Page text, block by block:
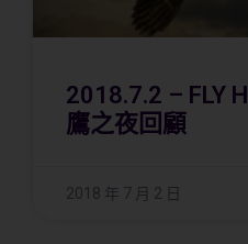
2018.7.2 – FLY
鷹之夜回顧
2018 年 7 月 2 日